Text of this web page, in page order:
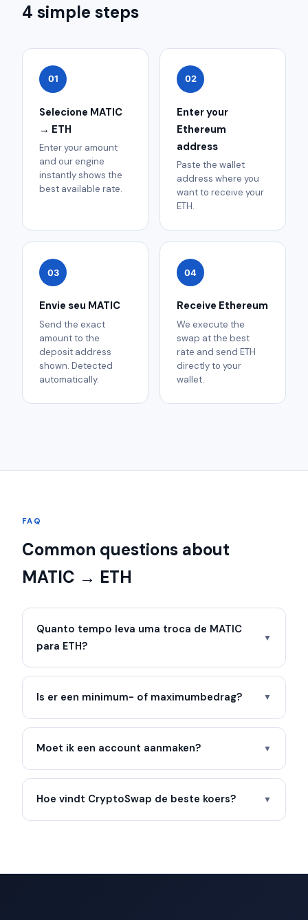
4 simple steps
01
Selecione MATIC
→ ETH
Enter your amount
and our engine
instantly shows the
best available rate.
02
Enter your
Ethereum
address
Paste the wallet
address where you
want to receive your
ETH.
03
Envie seu MATIC
Send the exact
amount to the
deposit address
shown. Detected
automatically.
04
Receive Ethereum
We execute the
swap at the best
rate and send ETH
directly to your
wallet.
FAQ
Common questions about
MATIC → ETH
Quanto tempo leva uma troca de MATIC
para ETH?
▼
Is er een minimum- of maximumbedrag? ▼
Moet ik een account aanmaken? ▼
Hoe vindt CryptoSwap de beste koers? ▼